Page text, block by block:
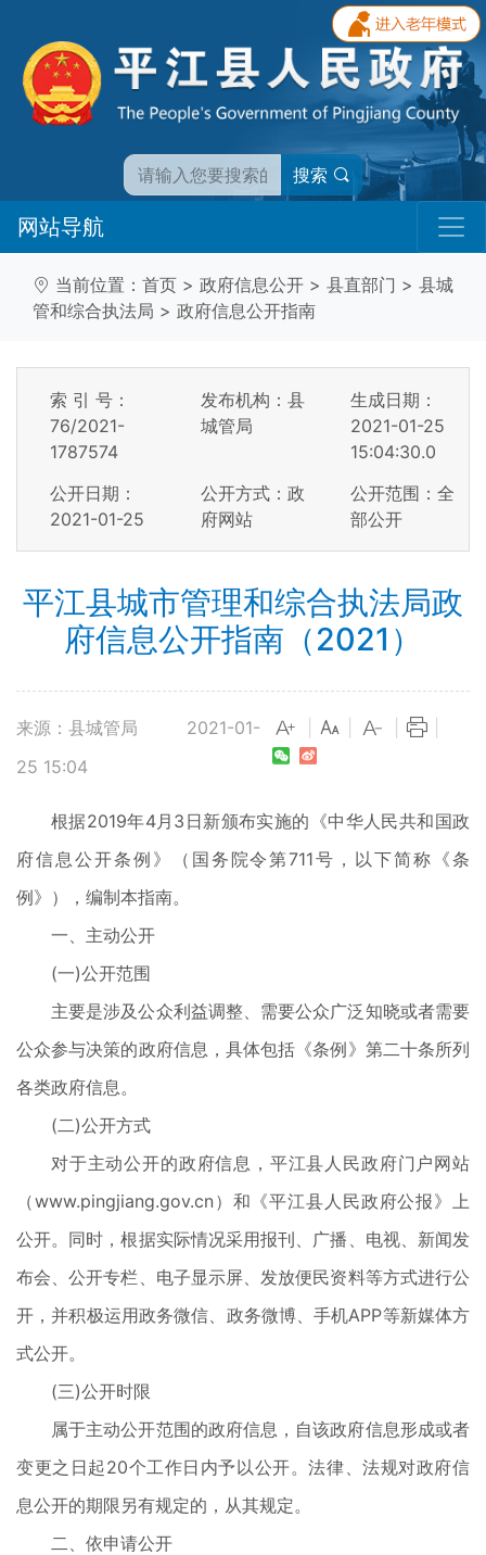
搜索
网站导航
当前位置： 首页 > 政府信息公开 > 县直部门 > 县城
管和综合执法局 > 政府信息公开指南
索 引 号：
76/2021-
1787574
发布机构：县
城管局
生成日期：
2021-01-25
15:04:30.0
公开日期：
2021-01-25
公开方式：政
府网站
公开范围：全
部公开
平江县城市管理和综合执法局政
府信息公开指南（2021）
来源：县城管局
2021-01-
25 15:04
根据2019年4月3日新颁布实施的《中华人民共和国政
府信息公开条例》（国务院令第711号，以下简称《条
例》），编制本指南。
一、主动公开
(一)公开范围
主要是涉及公众利益调整、需要公众广泛知晓或者需要
公众参与决策的政府信息，具体包括《条例》第二十条所列
各类政府信息。
(二)公开方式
对于主动公开的政府信息，平江县人民政府门户网站
（www.pingjiang.gov.cn）和《平江县人民政府公报》上
公开。同时，根据实际情况采用报刊、广播、电视、新闻发
布会、公开专栏、电子显示屏、发放便民资料等方式进行公
开，并积极运用政务微信、政务微博、手机APP等新媒体方
式公开。
(三)公开时限
属于主动公开范围的政府信息，自该政府信息形成或者
变更之日起20个工作日内予以公开。法律、法规对政府信
息公开的期限另有规定的，从其规定。
二、依申请公开